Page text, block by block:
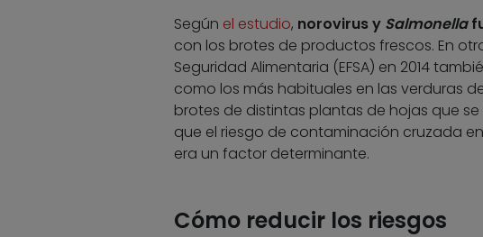
Según el estudio, norovirus y Salmonella
con los brotes de productos frescos. En
Seguridad Alimentaria (EFSA) en 2014
como los más habituales en las verduras
brotes de distintas plantas de hojas que
que el riesgo de contaminación cruzada
era un factor determinante.
Cómo reducir los riesgos